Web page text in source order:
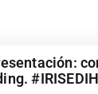
#IRISEDIH